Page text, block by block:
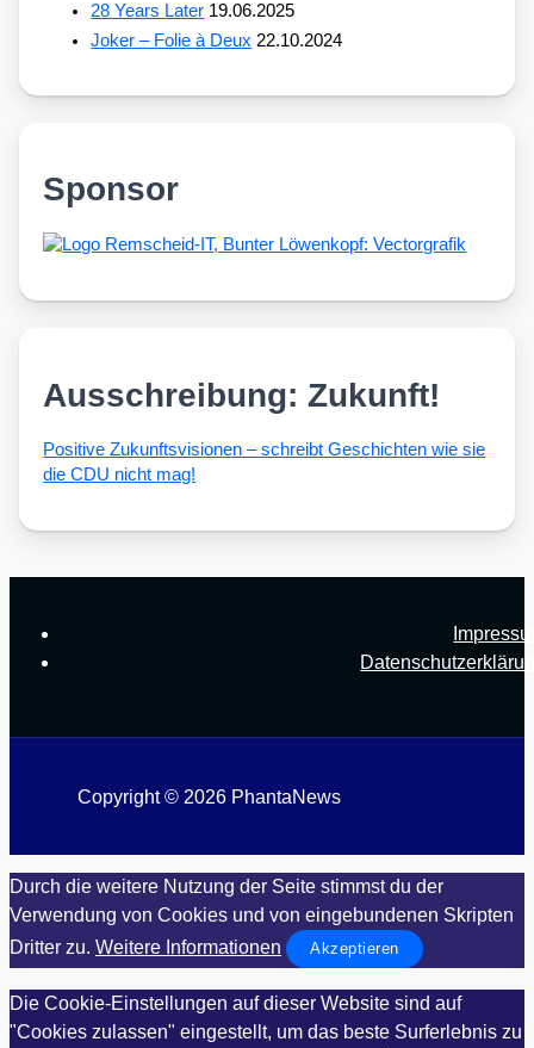
28 Years Later 19.06.2025
Joker – Folie à Deux 22.10.2024
Sponsor
Ausschreibung: Zukunft!
Posi­ti­ve Zukunfts­vi­sio­nen – schreibt Geschich­ten wie sie
die CDU nicht mag!
Copyright © 2026 PhantaNews
Durch die weitere Nutzung der Seite stimmst du der
Verwendung von Cookies und von eingebundenen Skripten
Dritter zu. Weitere Informationen Akzeptieren
Die Cookie-Einstellungen auf dieser Website sind auf
"Cookies zulassen" eingestellt, um das beste Surferlebnis zu